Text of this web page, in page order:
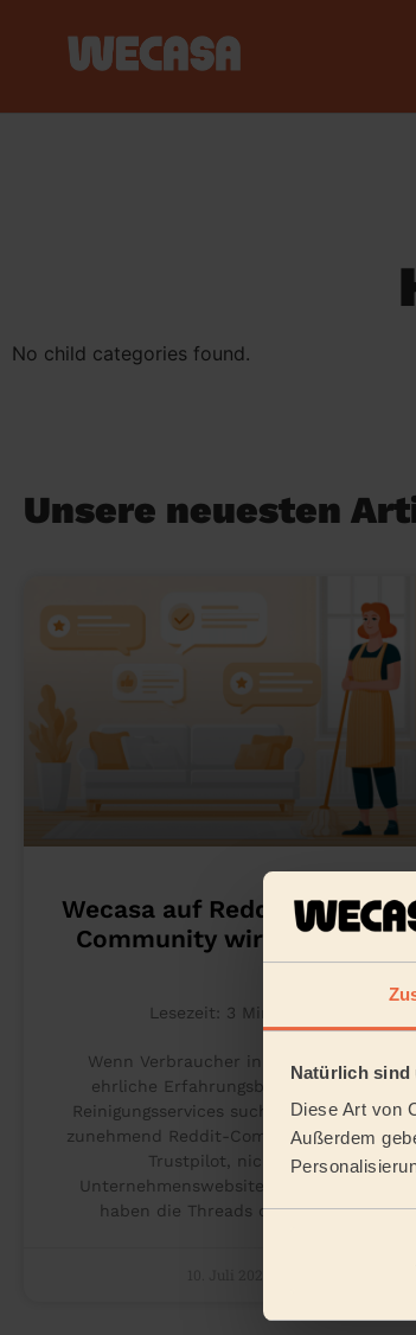
Natürlich sind
Diese Art von
Außerdem
No child categories found.
Unsere neuesten
Wecasa auf Reddit: Was die
Community wirklich sagt
Lesezeit: 3 Minuten
Wenn Verbraucher in Deutschland
ehrliche Erfahrungsberichte über
Reinigungsservices suchen, nutzen sie
zunehmend Reddit-Communities. Nicht
Trustpilot, nicht die
Unternehmenswebsite – Reddit. Wir
haben die Threads durchsucht,